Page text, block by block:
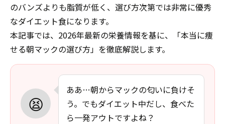
のバンズよりも脂質が低く、選び方次第では非常に優秀
なダイエット食になります。
本記事では、2026年最新の栄養情報を基に、「本当に痩
せる朝マックの選び方」を徹底解説します。
😫
ああ…朝からマックの匂いに負けそ
う。でもダイエット中だし、食べた
ら一発アウトですよね？